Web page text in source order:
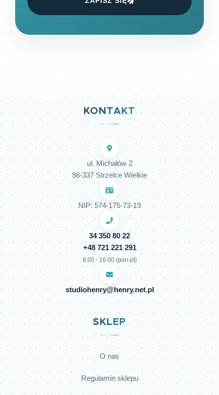
KONTAKT
ul. Michałów 2
98-337 Strzelce Wielkie
NIP: 574-175-73-19
34 350 80 22
+48 721 221 291
8:00 - 16:00 (pon-pt)
studiohenry@henry.net.pl
SKLEP
O nas
Regulamin sklepu